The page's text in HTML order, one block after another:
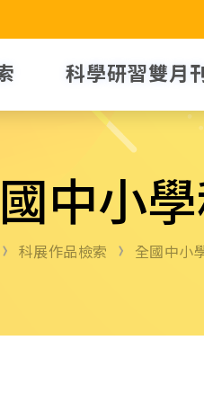
科學研習雙月
中小
科展作品檢索 全國中小